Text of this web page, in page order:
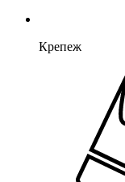
Крепеж